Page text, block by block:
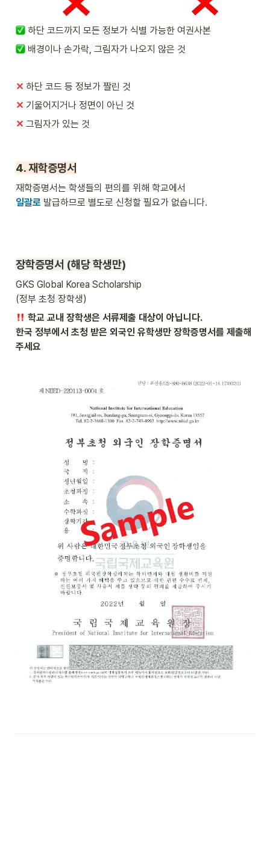
하단 코드까지 모든 정보가 식별 가능한 여권사본
배경이나 손가락, 그림자가 나오지 않은 것
✕ 하단 코드 등 정보가 짤린 것
✕ 기울어지거나 정면이 아닌 것
✕ 그림자가 있는 것
4. 재학증명서
일괄로 발급하므로 별도로 신청할 필요가 없습니다.
장학증명서 (해당 학생만)
GKS Global Korea Scholarship
(정부 초청 장학생)
학교 교내 장학생은 서류제출 대상이 아닙니다.
한국 정부에서 초청 받은 외국인 유학생만 장학증명서를 제출해
주세요